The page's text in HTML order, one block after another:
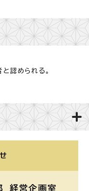
認められる。
経営企画室